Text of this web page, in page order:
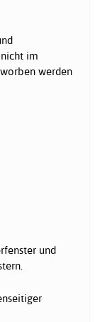
im
werden
und